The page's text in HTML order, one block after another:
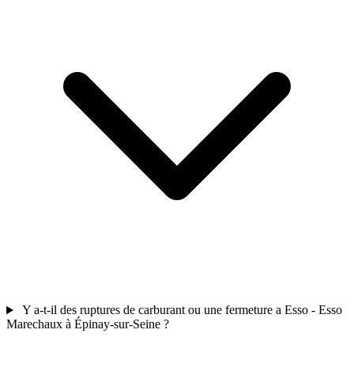
Y a-t-il des ruptures de carburant ou une fermeture a Esso - Esso
Marechaux à Épinay-sur-Seine ?